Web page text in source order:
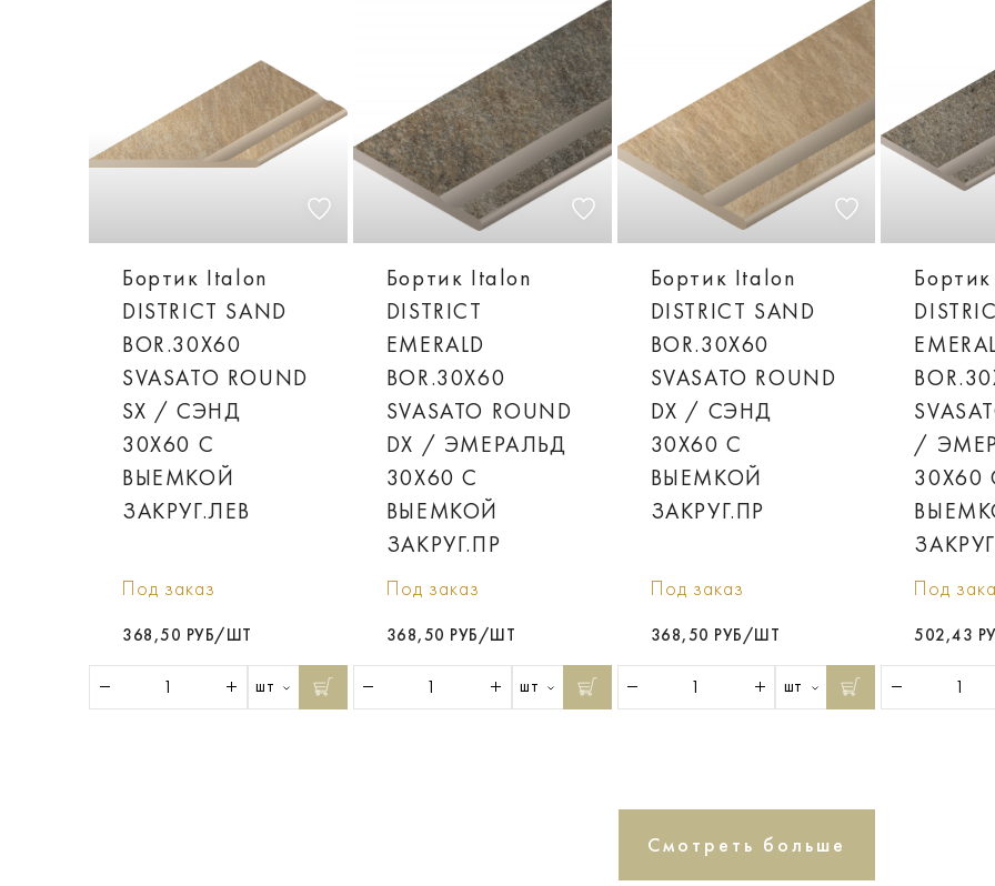
Бортик Italon
DISTRICT SAND
BOR.30X60
SVASATO ROUND
SX / СЭНД
30X60 С
ВЫЕМКОЙ
ЗАКРУГ.ЛЕВ
Под заказ
368,50 РУБ/ШТ
шт
Бортик Italon
DISTRICT
EMERALD
BOR.30X60
SVASATO ROUND
DX / ЭМЕРАЛЬД
30X60 С
ВЫЕМКОЙ
ЗАКРУГ.ПР
Под заказ
368,50 РУБ/ШТ
шт
Бортик Italon
DISTRICT SAND
BOR.30X60
SVASATO ROUND
DX / СЭНД
30X60 С
ВЫЕМКОЙ
ЗАКРУГ.ПР
Под заказ
368,50 РУБ/ШТ
шт
/
30X60
ЗАКРУГ
Под
502,43
Смотреть больше